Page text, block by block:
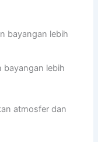
bayangan lebih
bayangan lebih
atmosfer dan